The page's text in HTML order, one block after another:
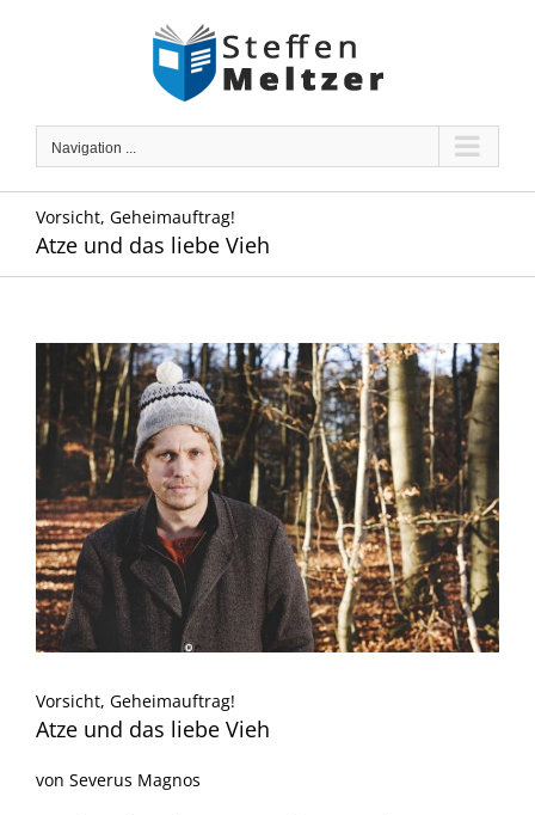
Navigation ...
Vorsicht, Geheimauftrag!
Atze und das liebe Vieh
Zeige
grösseres
Vorsicht, Geheimauftrag!
Atze und das liebe Vieh
von Severus Magnos